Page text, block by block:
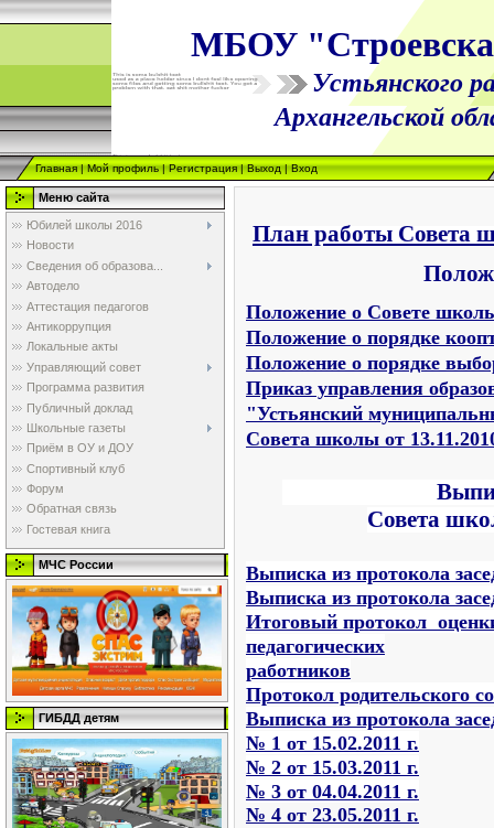
МБОУ
Устьянского
Архангельской
Главная |Мой профиль|Регистрация |Выход|Вход
Меню сайта
Юбилей школы 2016
Новости
Сведения об образова...
Автодело
Аттестация педагогов
Антикоррупция
Локальные акты
Управляющий совет
Программа развития
Публичный доклад
Школьные газеты
Приём в ОУ и ДОУ
Спортивный клуб
Форум
Обратная связь
Гостевая книга
МЧС России
ГИБДД детям
План работы Совета
Положение о Совете
Положение о порядке
Положение о порядке
Приказ управления
"Устьянский
Совета школы от
Совета
Выписка из протокола
Выписка из протокола
Итоговый протокол
педагогических
работников
Протокол родительского
Выписка из протокола
№ 1 от 15.02.2011 г.
№ 2 от 15.03.2011 г.
№ 3 от 04.04.2011 г.
№ 4 от 23.05.2011 г.